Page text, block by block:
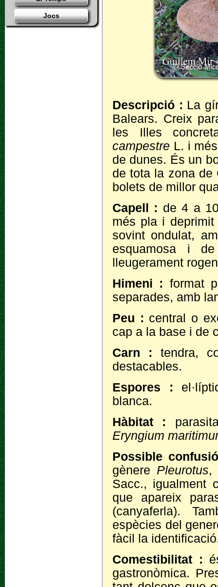
Jocs
Descripció : La
Balears. Creix
les Illes
campestre L. i
de dunes. És un
de tota la zona de
bolets de millor
Capell : de 4 a
més pla i
sovint ondulat,
esquamosa i
lleugerament
Himeni : format
separades, amb
Peu : central o
cap a la base i de
Carn : tendra,
destacables.
Espores :
blanca.
Hàbitat :
Eryngium
Possible
gènere Pleurotus,
Sacc., igualment
que apareix
(canyaferla).
espècies del
fàcil la
Comestibilitat :
gastronòmica.